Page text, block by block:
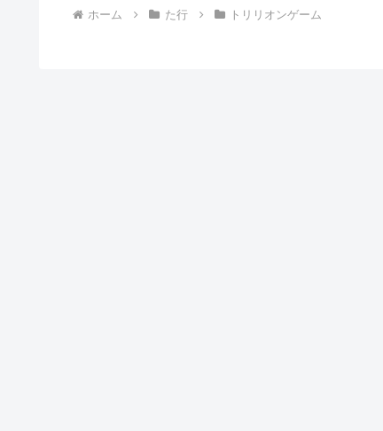
ホーム た行 トリリオンゲーム